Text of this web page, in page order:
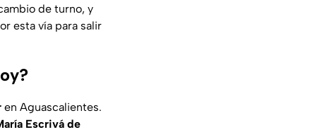
de turno, y
esta vía para salir
en Aguascalientes.
Escrivá de